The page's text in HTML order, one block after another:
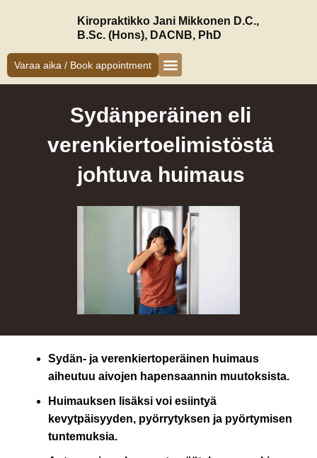
Kiropraktikko Jani Mikkonen D.C.,
B.Sc. (Hons), DACNB, PhD
Varaa aika / Book appointment
Sydänperäinen eli
verenkiertoelimistöstä
johtuva huimaus
Sydän- ja verenkiertoperäinen huimaus
aiheutuu aivojen hapensaannin muutoksista.
Huimauksen lisäksi voi esiintyä
kevytpäisyyden, pyörrytyksen ja pyörtymisen
tuntemuksia.